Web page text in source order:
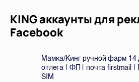
KING аккаунты для
Facebook
Мамка/Кинг ручной фарм 14
отлега | ФП | почта firstmail |
SIM